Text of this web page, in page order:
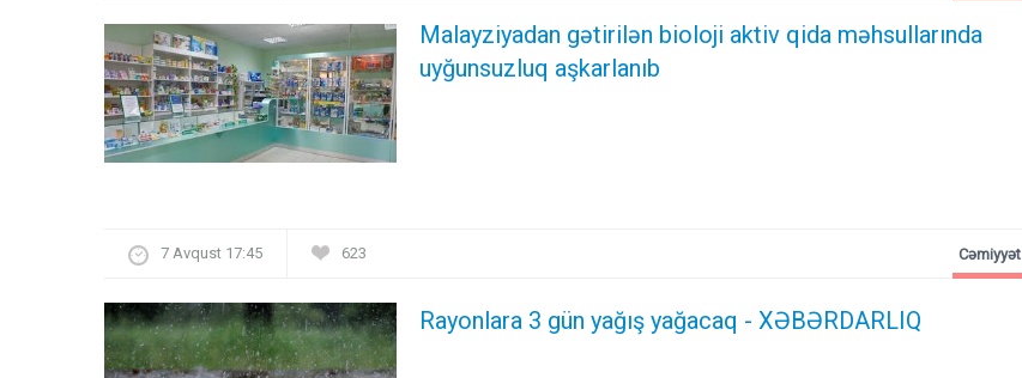
Malayziyadan gətirilən bioloji aktiv qida məhsullarında
uyğunsuzluq aşkarlanıb
7 Avqust 17:45 623
Rayonlara 3 gün yağış yağacaq - XƏBƏRDARLIQ
Cəmiyyət